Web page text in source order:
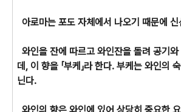
아로마는 포도 자체에서 나오기 때문에
와인을 잔에 따르고 와인잔을 돌려 공기
데, 이 향을 「부케」라 한다. 부케는 와인
닌다.